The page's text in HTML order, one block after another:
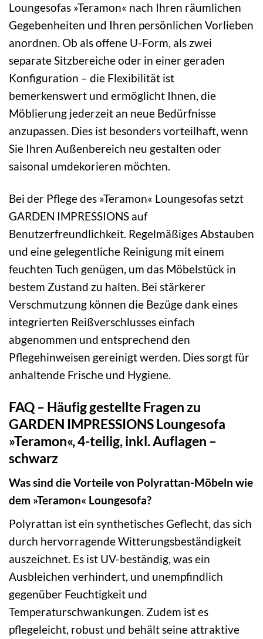
Loungesofas »Teramon« nach Ihren räumlichen
Gegebenheiten und Ihren persönlichen Vorlieben
anordnen. Ob als offene U-Form, als zwei
separate Sitzbereiche oder in einer geraden
Konfiguration – die Flexibilität ist
bemerkenswert und ermöglicht Ihnen, die
Möblierung jederzeit an neue Bedürfnisse
anzupassen. Dies ist besonders vorteilhaft, wenn
Sie Ihren Außenbereich neu gestalten oder
saisonal umdekorieren möchten.
Bei der Pflege des »Teramon« Loungesofas setzt
GARDEN IMPRESSIONS auf
Benutzerfreundlichkeit. Regelmäßiges Abstauben
und eine gelegentliche Reinigung mit einem
feuchten Tuch genügen, um das Möbelstück in
bestem Zustand zu halten. Bei stärkerer
Verschmutzung können die Bezüge dank eines
integrierten Reißverschlusses einfach
abgenommen und entsprechend den
Pflegehinweisen gereinigt werden. Dies sorgt für
anhaltende Frische und Hygiene.
FAQ – Häufig gestellte Fragen zu
GARDEN IMPRESSIONS Loungesofa
»Teramon«, 4-teilig, inkl. Auflagen –
schwarz
Was sind die Vorteile von Polyrattan-Möbeln wie
dem »Teramon« Loungesofa?
Polyrattan ist ein synthetisches Geflecht, das sich
durch hervorragende Witterungsbeständigkeit
auszeichnet. Es ist UV-beständig, was ein
Ausbleichen verhindert, und unempfindlich
gegenüber Feuchtigkeit und
Temperaturschwankungen. Zudem ist es
pflegeleicht, robust und behält seine attraktive